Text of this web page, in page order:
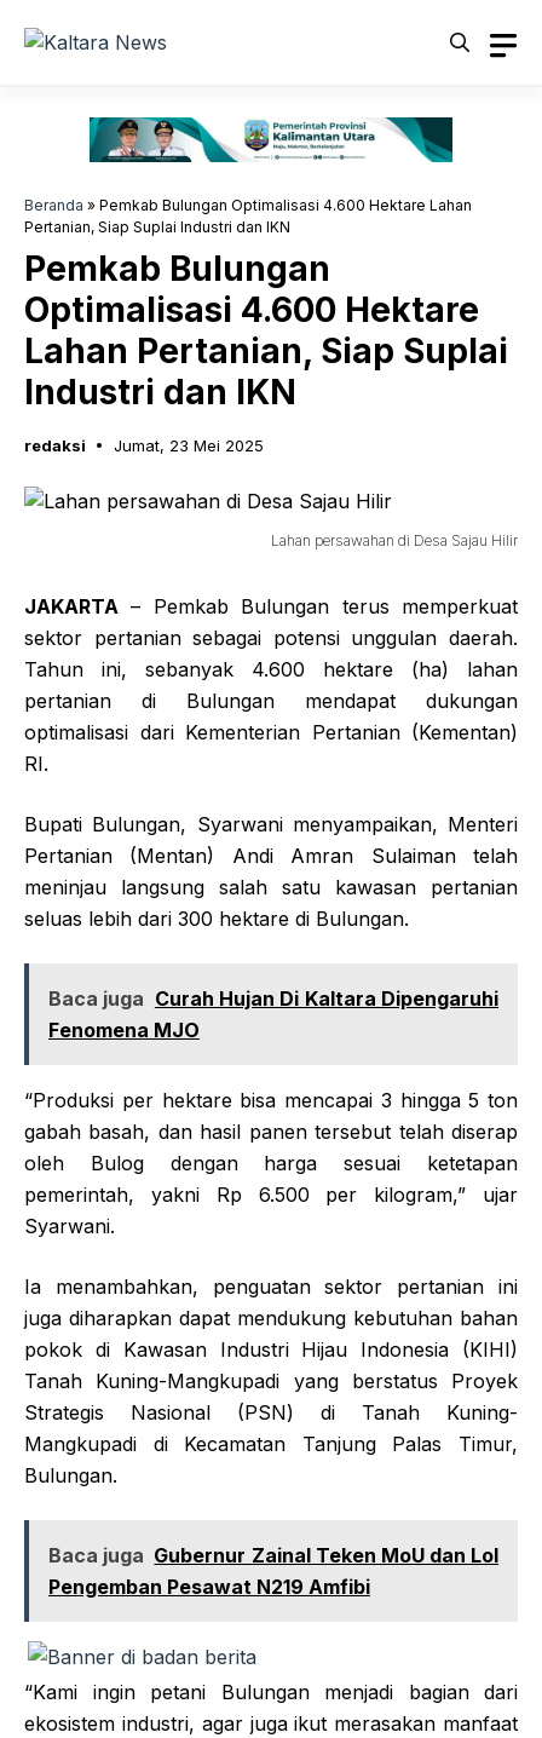
Beranda » Pemkab Bulungan Optimalisasi 4.600 Hektare Lahan
Pertanian, Siap Suplai Industri dan IKN
Pemkab Bulungan
Optimalisasi 4.600 Hektare
Lahan Pertanian, Siap Suplai
Industri dan IKN
redaksi Jumat, 23 Mei 2025
Lahan persawahan di Desa Sajau Hilir
JAKARTA – Pemkab Bulungan terus memperkuat
sektor pertanian sebagai potensi unggulan daerah.
Tahun ini, sebanyak 4.600 hektare (ha) lahan
pertanian di Bulungan mendapat dukungan
optimalisasi dari Kementerian Pertanian (Kementan)
RI.
Bupati Bulungan, Syarwani menyampaikan, Menteri
Pertanian (Mentan) Andi Amran Sulaiman telah
meninjau langsung salah satu kawasan pertanian
seluas lebih dari 300 hektare di Bulungan.
Baca juga Curah Hujan Di Kaltara Dipengaruhi
Fenomena MJO
“Produksi per hektare bisa mencapai 3 hingga 5 ton
gabah basah, dan hasil panen tersebut telah diserap
oleh Bulog dengan harga sesuai ketetapan
pemerintah, yakni Rp 6.500 per kilogram,” ujar
Syarwani.
Ia menambahkan, penguatan sektor pertanian ini
juga diharapkan dapat mendukung kebutuhan bahan
pokok di Kawasan Industri Hijau Indonesia (KIHI)
Tanah Kuning-Mangkupadi yang berstatus Proyek
Strategis Nasional (PSN) di Tanah Kuning-
Mangkupadi di Kecamatan Tanjung Palas Timur,
Bulungan.
Baca juga Gubernur Zainal Teken MoU dan Lol
Pengemban Pesawat N219 Amfibi
“Kami ingin petani Bulungan menjadi bagian dari
ekosistem industri, agar juga ikut merasakan manfaat